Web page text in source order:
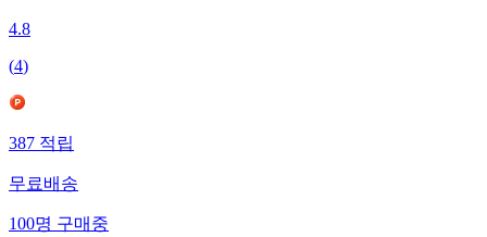
4.8
(4)
387 적립
무료배송
100명 구매중